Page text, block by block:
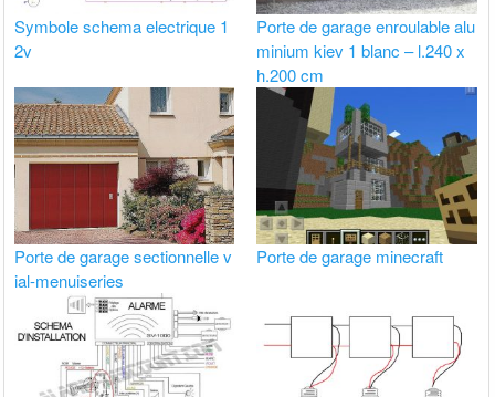
Symbole schema electrique 1
2v
Porte de garage enroulable alu
minium kiev 1 blanc – l.240 x
h.200 cm
Porte de garage sectionnelle v
ial-menuiseries
Porte de garage minecraft